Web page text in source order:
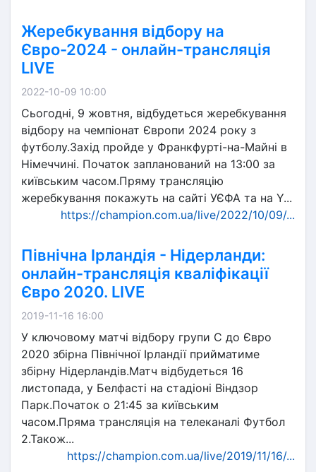
Жеребкування відбору на
Євро-2024 - онлайн-трансляція
LIVE
2022-10-09 10:00
Сьогодні, 9 жовтня, відбудеться жеребкування
відбору на чемпіонат Європи 2024 року з
футболу.Захід пройде у Франкфурті-на-Майні в
Німеччині. Початок запланований на 13:00 за
київським часом.Пряму трансляцію
жеребкування покажуть на сайті УЄФА та на Y...
https://champion.com.ua/live/2022/10/09/...
Північна Ірландія - Нідерланди:
онлайн-трансляція кваліфікації
Євро 2020. LIVE
2019-11-16 16:00
У ключовому матчі відбору групи C до Євро
2020 збірна Північної Ірландії прийматиме
збірну Нідерландів.Матч відбудеться 16
листопада, у Белфасті на стадіоні Віндзор
Парк.Початок о 21:45 за київським
часом.Пряма трансляція на телеканалі Футбол
2.Також...
https://champion.com.ua/live/2019/11/16/...